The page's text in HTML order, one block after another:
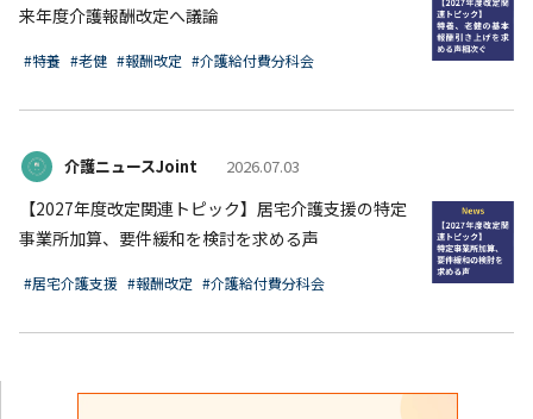
来年度介護報酬改定へ議論
#特養 #老健 #報酬改定 #介護給付費分科会
介護ニュースJoint 2026.07.03
【2027年度改定関連トピック】居宅介護支援の特定
事業所加算、要件緩和を検討を求める声
#居宅介護支援 #報酬改定 #介護給付費分科会